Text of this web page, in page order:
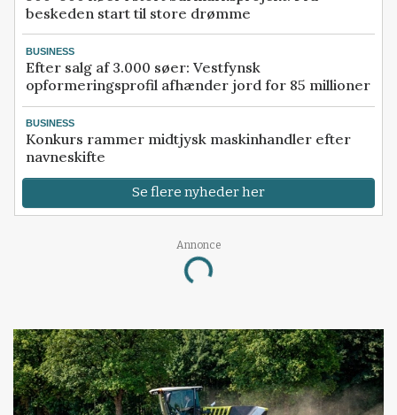
beskeden start til store drømme
BUSINESS
Efter salg af 3.000 søer: Vestfynsk
opformeringsprofil afhænder jord for 85 millioner
BUSINESS
Konkurs rammer midtjysk maskinhandler efter
navneskifte
Se flere nyheder her
Annonce
Loading...